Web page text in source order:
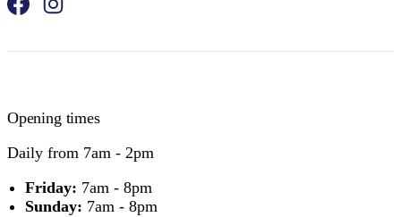
Opening times
Daily from 7am - 2pm
Friday: 7am - 8pm
Sunday: 7am - 8pm